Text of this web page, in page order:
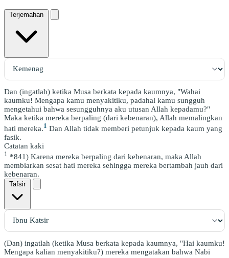
Terjemahan
Dan (ingatlah) ketika Musa berkata kepada kaumnya, "Wahai
kaumku! Mengapa kamu menyakitiku, padahal kamu sungguh
mengetahui bahwa sesungguhnya aku utusan Allah kepadamu?"
Maka ketika mereka berpaling (dari kebenaran), Allah memalingkan
hati mereka.1 Dan Allah tidak memberi petunjuk kepada kaum yang
fasik.
Catatan kaki
1 *841) Karena mereka berpaling dari kebenaran, maka Allah
membiarkan sesat hati mereka sehingga mereka bertambah jauh dari
kebenaran.
Tafsir
(Dan) ingatlah (ketika Musa berkata kepada kaumnya, "Hai kaumku!
Mengapa kalian menyakitiku?) mereka mengatakan bahwa Nabi